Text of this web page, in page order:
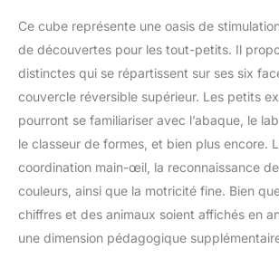
Ce cube représente une oasis de
de découvertes pour les tout-petits. Il
distinctes qui se répartissent sur ses six
couvercle réversible supérieur. Les petits
pourront se familiariser avec l’abaque, le
le classeur de formes, et bien plus encore.
coordination main-œil, la reconnaissance
couleurs, ainsi que la motricité fine. Bien
chiffres et des animaux soient affichés en
une dimension pédagogique